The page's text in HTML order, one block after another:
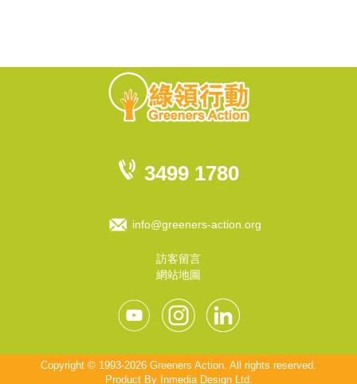
3499 1780
info@greeners-action.org
訪客留言
網站地圖
Copyright © 1993-2026 Greeners Action. All rights reserved.
Product By Inmedia Design Ltd.